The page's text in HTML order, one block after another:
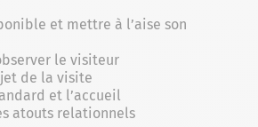
et mettre à l’aise son
le visiteur
de la visite
et l’accueil
atouts relationnels